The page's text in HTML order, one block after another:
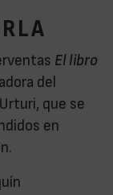
El libro
del
que se
en